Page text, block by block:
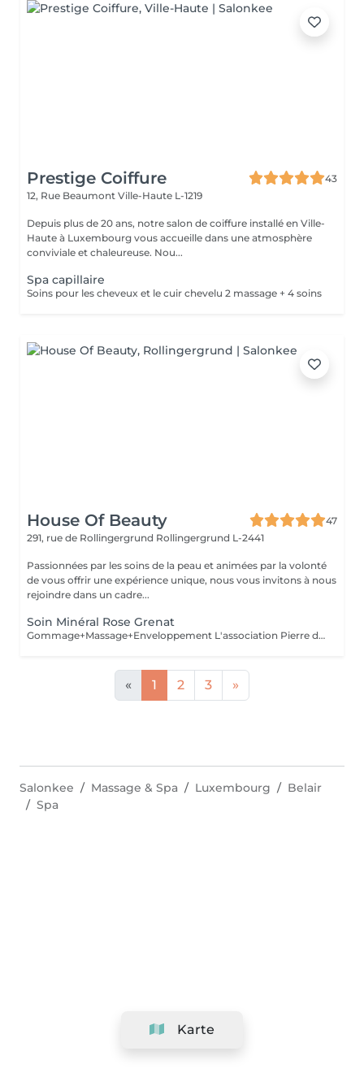
Prestige Coiffure
43
12, Rue Beaumont Ville-Haute L-1219
Depuis plus de 20 ans, notre salon de coiffure installé en Ville-
Haute à Luxembourg vous accueille dans une atmosphère
conviviale et chaleureuse. Nou...
Spa capillaire
Soins pour les cheveux et le cuir chevelu 2 massage + 4 soins
House Of Beauty
47
291, rue de Rollingergrund Rollingergrund L-2441
Passionnées par les soins de la peau et animées par la volonté
de vous offrir une expérience unique, nous vous invitons à nous
rejoindre dans un cadre...
Soin Minéral Rose Grenat
Gommage+Massage+Enveloppement L'association Pierre de Grenat, Cranberry et Framboise pour une enveloppement régénérant. Sous l'effet de ce précieux cocktail d'actifs anti-âge, vous savourez un moment unique. Votre peau est tonique, lisse, régénérée et protégée des agressions extérieurs.
« 1 2 3 »
Karte
Salonkee Massage & Spa Luxembourg
Belair
Spa